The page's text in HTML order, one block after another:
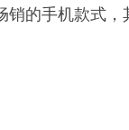
销的手机款式，